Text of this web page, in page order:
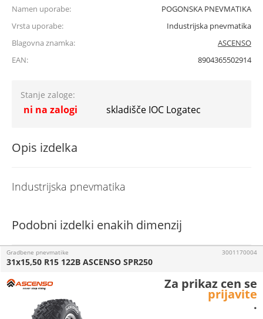
Namen uporabe:
POGONSKA PNEVMATIKA
Vrsta uporabe:
Industrijska pnevmatika
Blagovna znamka:
ASCENSO
EAN:
8904365502914
Stanje zaloge:
ni na zalogi skladišče IOC Logatec
Opis izdelka
Industrijska pnevmatika
Podobni izdelki enakih dimenzij
Gradbene pnevmatike
31x15,50 R15 122B ASCENSO SPR250
3001170004
Za prikaz cen se
prijavite
.